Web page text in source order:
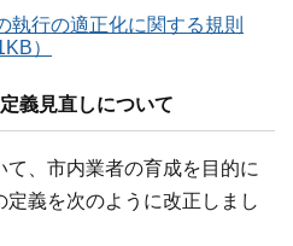
執行の適正化に関する規則
）
義見直しについて
、市内業者の育成を目的に
義を次のように改正しまし